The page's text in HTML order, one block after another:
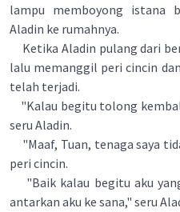
lampu memboyong istana
Aladin ke rumahnya.
Ketika Aladin pulang dari
lalu memanggil peri cincin
telah terjadi.
"Kalau begitu tolong
seru Aladin.
"Maaf, Tuan, tenaga saya
peri cincin.
"Baik kalau begitu aku
antarkan aku ke sana," seru